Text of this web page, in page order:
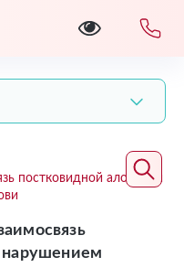
постковидной алопеции
нарушением